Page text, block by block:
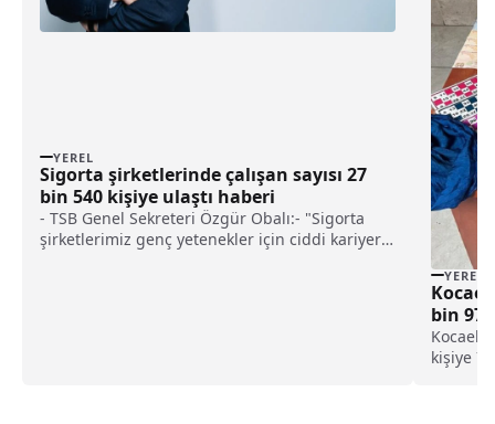
YEREL
Sigorta şirketlerinde çalışan sayısı 27
bin 540 kişiye ulaştı haberi
- TSB Genel Sekreteri Özgür Obalı:- "Sigorta
şirketlerimiz genç yetenekler için ciddi kariyer
YEREL
bin
kişiye